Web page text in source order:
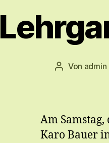
Beitragsautor
Von admin
Am
Karo Bauer